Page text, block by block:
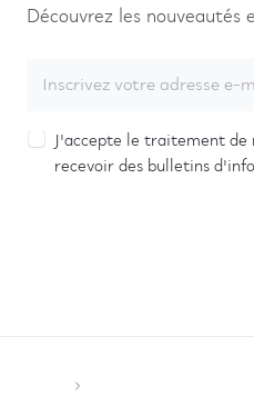
Découvrez les
J'accepte le traitement de
recevoir des bulletins